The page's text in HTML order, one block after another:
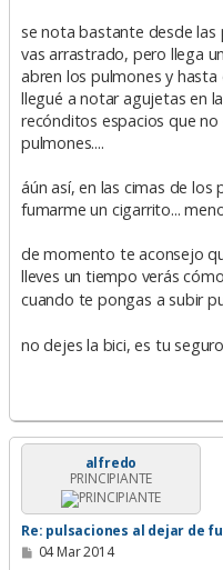
se nota bastante desde las
vas arrastrado, pero llega
abren los pulmones y
llegué a notar agujetas en
recónditos espacios que
pulmones....
áún así, en las cimas de
fumarme un cigarrito...
de momento te aconsejo
lleves un tiempo verás
cuando te pongas a subir
no dejes la bici, es tu
alfredo
PRINCIPIANTE
Re: pulsaciones al dejar de
M
04 Mar 2014